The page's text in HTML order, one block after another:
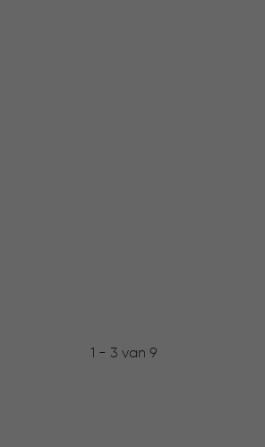
1 - 3 van 9